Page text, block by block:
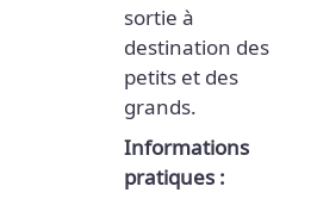
sortie à
destination des
petits et des
grands.
Informations
pratiques :